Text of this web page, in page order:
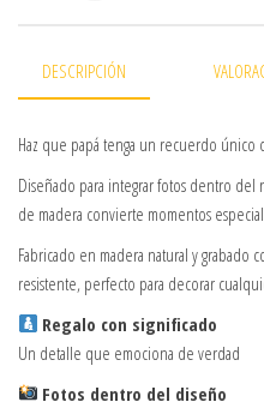
DESCRIPCIÓN
Haz que papá tenga un recuerdo único
Diseñado para integrar fotos dentro
de madera convierte momentos
Fabricado en madera natural y grabado
resistente, perfecto para decorar
Regalo con significado
Un detalle que emociona de verdad
Fotos dentro del diseño